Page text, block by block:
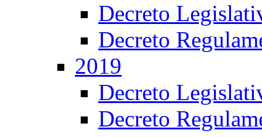
Decreto
Decreto
2019
Decreto
Decreto